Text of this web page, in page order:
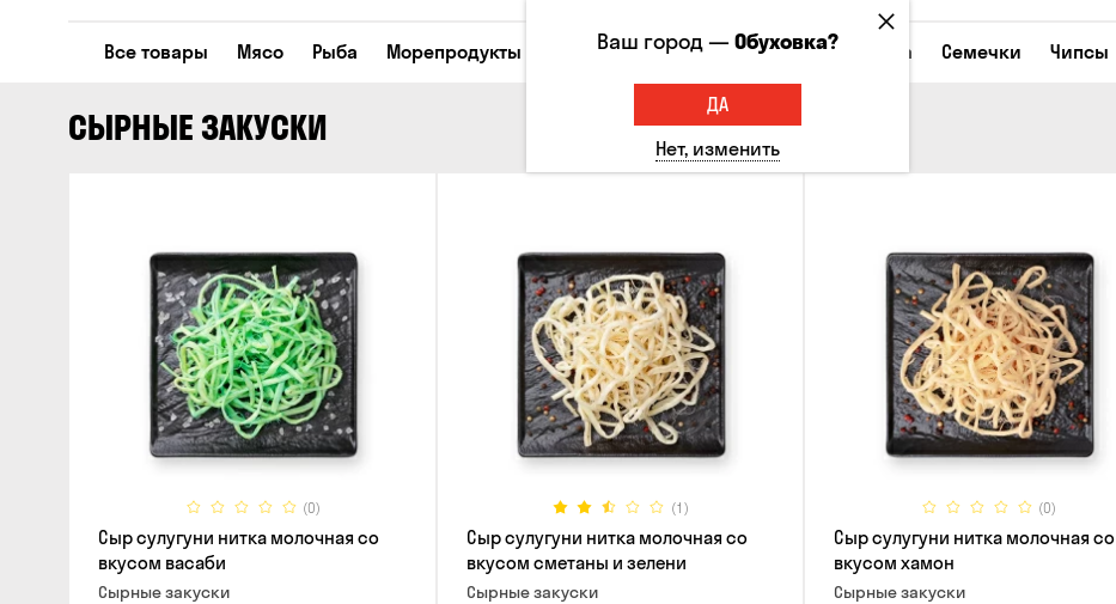
Все товары Мясо Рыба Морепродукты Сырные закуски Орешки Кукуруза Семечки Чипсы
СЫРНЫЕ ЗАКУСКИ
(0)
Сыр сулугуни нитка молочная со
вкусом васаби
Cырные закуски
(1)
Сыр сулугуни нитка молочная со
вкусом сметаны и зелени
Cырные закуски
(0)
Сыр сулугуни нитка молочная со
вкусом хамон
Cырные закуски
Ваш город —Обуховка?
ДА
Нет, изменить